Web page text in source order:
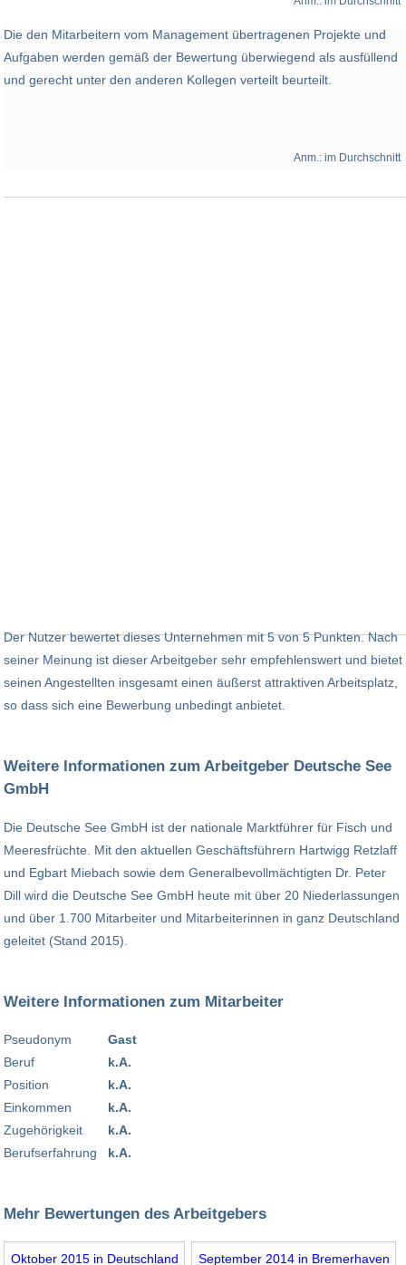
Die den Mitarbeitern vom Management übertragenen Projekte und
Aufgaben werden gemäß der Bewertung überwiegend als ausfüllend
und gerecht unter den anderen Kollegen verteilt beurteilt.
Anm.: im Durchschnitt
Der Nutzer bewertet dieses Unternehmen mit 5 von 5 Punkten. Nach
seiner Meinung ist dieser Arbeitgeber sehr empfehlenswert und bietet
seinen Angestellten insgesamt einen äußerst attraktiven Arbeitsplatz,
so dass sich eine Bewerbung unbedingt anbietet.
Weitere Informationen zum Arbeitgeber Deutsche See
GmbH
Die Deutsche See GmbH ist der nationale Marktführer für Fisch und
Meeresfrüchte. Mit den aktuellen Geschäftsführern Hartwigg Retzlaff
und Egbart Miebach sowie dem Generalbevollmächtigten Dr. Peter
Dill wird die Deutsche See GmbH heute mit über 20 Niederlassungen
und über 1.700 Mitarbeiter und Mitarbeiterinnen in ganz Deutschland
geleitet (Stand 2015).
Weitere Informationen zum Mitarbeiter
Pseudonym
Beruf
Position
Einkommen
Zugehörigkeit
Berufserfahrung
Gast
k.A.
k.A.
k.A.
k.A.
k.A.
Mehr Bewertungen des Arbeitgebers
Oktober 2015 in Deutschland September 2014 in Bremerhaven